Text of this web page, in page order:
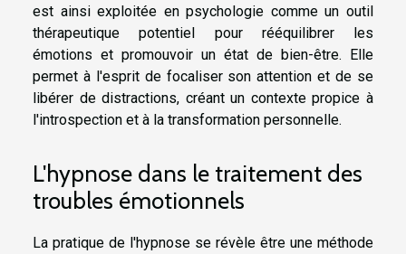
est ainsi exploitée en psychologie comme un outil
thérapeutique potentiel pour rééquilibrer les
émotions et promouvoir un état de bien-être. Elle
permet à l'esprit de focaliser son attention et de se
libérer de distractions, créant un contexte propice à
l'introspection et à la transformation personnelle.
L'hypnose dans le traitement des
troubles émotionnels
La pratique de l'hypnose se révèle être une méthode